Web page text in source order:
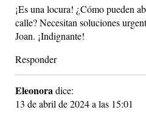
¡Es una locura! ¿Cómo pueden
calle? Necesitan soluciones
Joan. ¡Indignante!
Responder
Eleonora dice:
13 de abril de 2024 a las 15:01